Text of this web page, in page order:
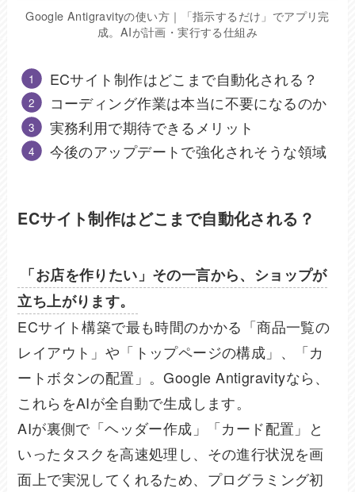
Google Antigravityの使い方｜「指示するだけ」でアプリ完
成。AIが計画・実行する仕組み
ECサイト制作はどこまで自動化される？
コーディング作業は本当に不要になるのか
実務利用で期待できるメリット
今後のアップデートで強化されそうな領域
ECサイト制作はどこまで自動化される？
「お店を作りたい」その一言から、ショップが
立ち上がります。
ECサイト構築で最も時間のかかる「商品一覧の
レイアウト」や「トップページの構成」、「カ
ートボタンの配置」。Google Antigravityなら、
これらをAIが全自動で生成します。
AIが裏側で「ヘッダー作成」「カード配置」と
いったタスクを高速処理し、その進行状況を画
面上で実況してくれるため、プログラミング初